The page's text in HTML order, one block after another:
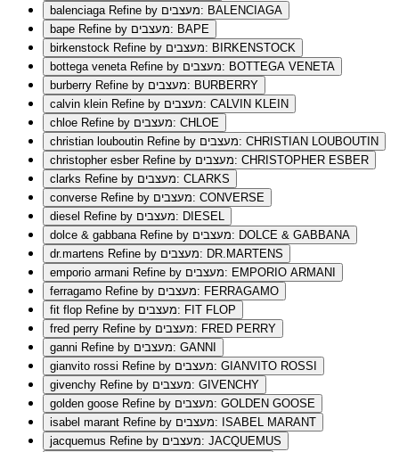
balenciaga
Refine by מעצבים: BALENCIAGA
bape
Refine by מעצבים: BAPE
birkenstock
Refine by מעצבים: BIRKENSTOCK
bottega veneta
Refine by מעצבים: BOTTEGA VENETA
burberry
Refine by מעצבים: BURBERRY
calvin klein
Refine by מעצבים: CALVIN KLEIN
chloe
Refine by מעצבים: CHLOE
christian louboutin
Refine by מעצבים: CHRISTIAN LOUBOUTIN
christopher esber
Refine by מעצבים: CHRISTOPHER ESBER
clarks
Refine by מעצבים: CLARKS
converse
Refine by מעצבים: CONVERSE
diesel
Refine by מעצבים: DIESEL
dolce & gabbana
Refine by מעצבים: DOLCE & GABBANA
dr.martens
Refine by מעצבים: DR.MARTENS
emporio armani
Refine by מעצבים: EMPORIO ARMANI
ferragamo
Refine by מעצבים: FERRAGAMO
fit flop
Refine by מעצבים: FIT FLOP
fred perry
Refine by מעצבים: FRED PERRY
ganni
Refine by מעצבים: GANNI
gianvito rossi
Refine by מעצבים: GIANVITO ROSSI
givenchy
Refine by מעצבים: GIVENCHY
golden goose
Refine by מעצבים: GOLDEN GOOSE
isabel marant
Refine by מעצבים: ISABEL MARANT
jacquemus
Refine by מעצבים: JACQUEMUS